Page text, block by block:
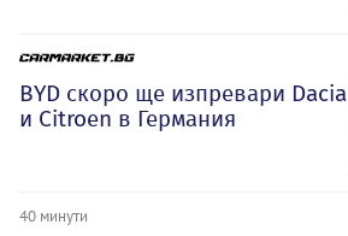
BYD скоро ще изпревари Dacia
и Citroеn в Германия
40 минути